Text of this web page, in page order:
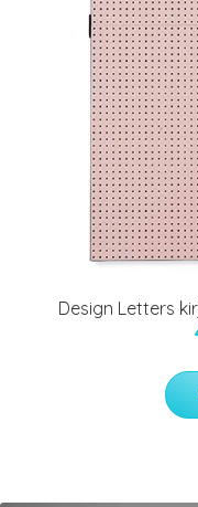
Design Letters